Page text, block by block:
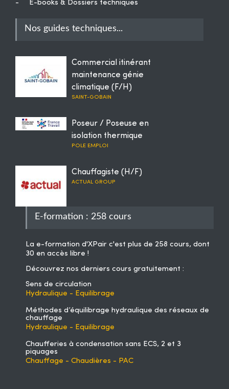
-
E-books & Dossiers techniques
Nos guides techniques...
Commercial itinérant
maintenance génie
climatique (F/H)
SAINT-GOBAIN
Poseur / Poseuse en
isolation thermique
POLE EMPLOI
Chauffagiste (H/F)
ACTUAL GROUP
E-formation : 258 cours
La e-formation d'XPair c'est plus de 258 cours, dont
30 en accès libre !
Découvrez nos derniers cours gratuitement :
Sens de circulation
Hydraulique - Equilibrage
Méthodes d’équilibrage hydraulique des réseaux de
chauffage
Hydraulique - Equilibrage
Chaufferies à condensation sans ECS, 2 et 3
piquages
Chauffage - Chaudières - PAC